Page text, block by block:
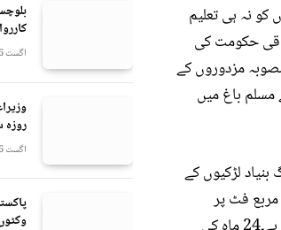
نہ ہی تعلیم
حکومت کی
مزدوروں کے
باغ میں
کا سنگ بنیاد لڑکیوں کے
کے 5,605 مزدور خاندان مستفید ہو گئے۔منصوبے کے تحت 63 ہزار مربع فٹ پر
کارروائیاں
اگست 6, 2026
اگست 6, 2026